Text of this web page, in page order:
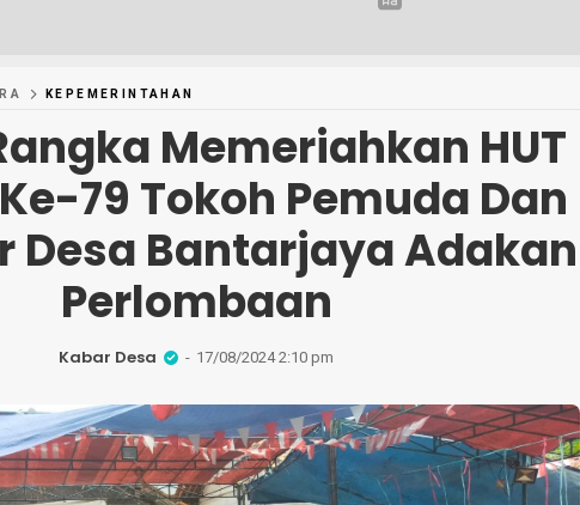
KEPEMERINTAHAN
Memeriahkan HUT
79 Tokoh Pemuda Dan
Desa Bantarjaya Adakan
Perlombaan
Kabar Desa 17/08/2024 2:10 pm